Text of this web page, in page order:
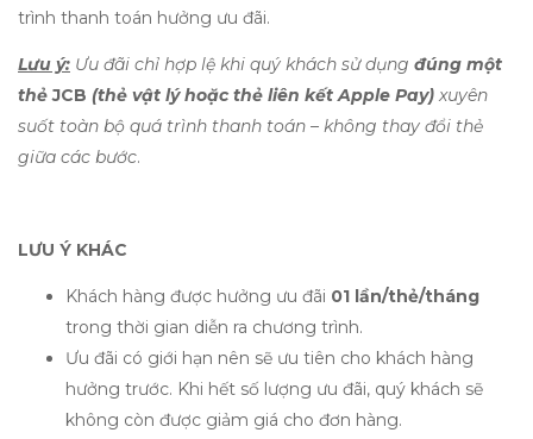
trình thanh toán hưởng ưu đãi.
Lưu ý: Ưu đãi chỉ hợp lệ khi quý khách sử dụng đúng một
thẻJCB (thẻ vật lý hoặc thẻ liên kết Apple Pay) xuyên
suốt toàn bộ quá trình thanh toán – không thay đổi thẻ
giữa các bước.
LƯU Ý KHÁC
Khách hàng được hưởng ưu đãi 01 lần/thẻ/tháng
trong thời gian diễn ra chương trình.
Ưu đãi có giới hạn nên sẽ ưu tiên cho khách hàng
hưởng trước. Khi hết số lượng ưu đãi, quý khách sẽ
không còn được giảm giá cho đơn hàng.